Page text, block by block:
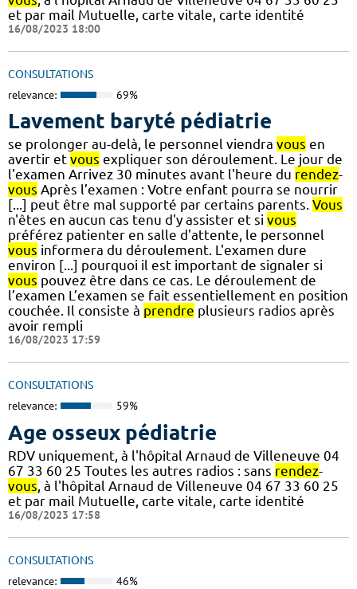
et par mail Mutuelle, carte vitale, carte identité
16/08/2023 18:00
CONSULTATIONS
relevance: 69%
Lavement baryté pédiatrie
se prolonger au-delà, le personnel viendra vous en
avertir et vous expliquer son déroulement. Le jour de
l'examen Arrivez 30 minutes avant l'heure du rendez-
vous Après l’examen : Votre enfant pourra se nourrir
[...] peut être mal supporté par certains parents. Vous
n'êtes en aucun cas tenu d'y assister et si vous
préférez patienter en salle d'attente, le personnel
vous informera du déroulement. L'examen dure
environ [...] pourquoi il est important de signaler si
vous pouvez être dans ce cas. Le déroulement de
l’examen L’examen se fait essentiellement en position
couchée. Il consiste à prendre plusieurs radios après
avoir rempli
16/08/2023 17:59
CONSULTATIONS
relevance: 59%
Age osseux pédiatrie
RDV uniquement, à l'hôpital Arnaud de Villeneuve 04
67 33 60 25 Toutes les autres radios : sans rendez-
vous , à l'hôpital Arnaud de Villeneuve 04 67 33 60 25
et par mail Mutuelle, carte vitale, carte identité
16/08/2023 17:58
CONSULTATIONS
relevance: 46%